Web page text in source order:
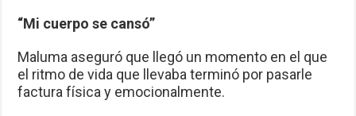
“Mi cuerpo se cansó”
Maluma aseguró que llegó un momento en el que
el ritmo de vida que llevaba terminó por pasarle
factura física y emocionalmente.